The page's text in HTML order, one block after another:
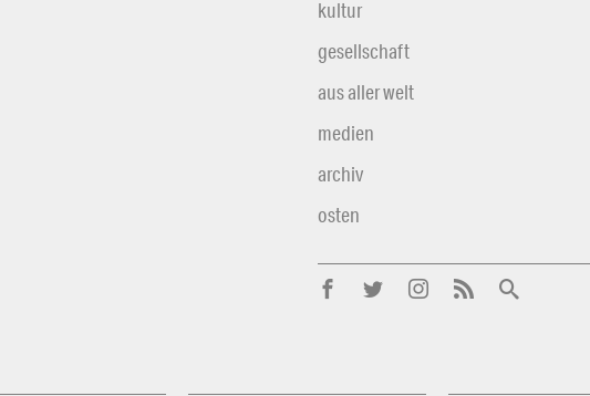
kultur
gesellschaft
aus aller welt
medien
archiv
osten